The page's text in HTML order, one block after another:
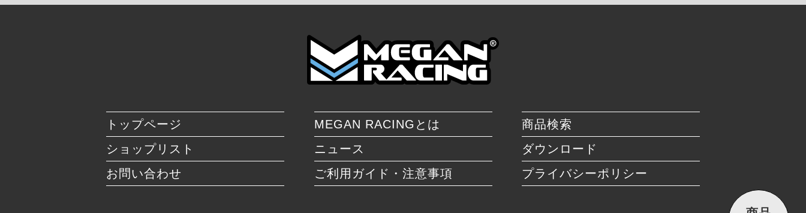
トップページ MEGAN RACINGとは
商品検索
ショップリスト
ニュース
ダウンロード
お問い合わせ
ご利用ガイド・注意事項 プライバシーポリシー